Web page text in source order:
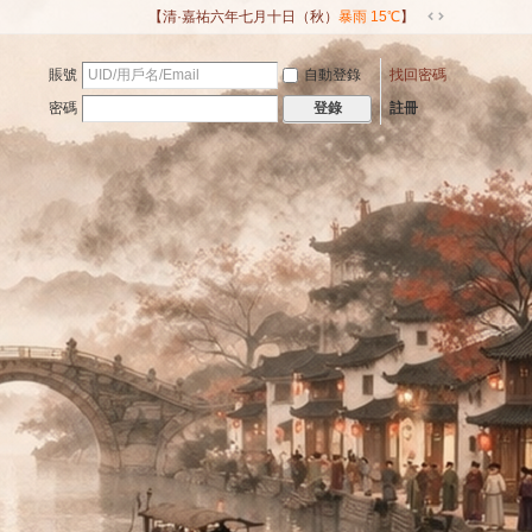
【清·嘉祐六年七月十日（秋） 暴雨 15℃】
切
換
到
寬
版
賬號 自動登錄
找回密碼
密碼
登錄 註冊